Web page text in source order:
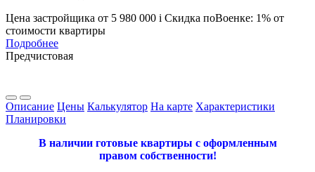
Цена застройщика от 5 980 000 i Скидка поВоенке: 1% от
стоимости квартиры
Подробнее
Предчистовая
Описание Цены Калькулятор На карте Характеристики
Планировки
В наличии готовые квартиры с оформленным
правом собственности!